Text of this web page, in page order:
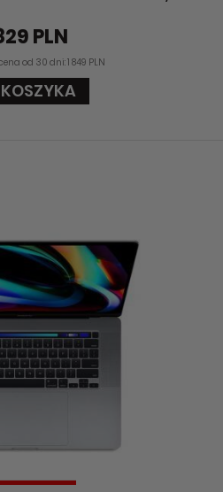
PLN
od 30 dni: 1 849 PLN